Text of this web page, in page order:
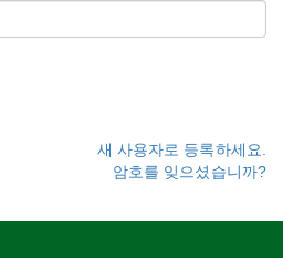
새 사용자로 등록하세요.
암호를 잊으셨습니까?